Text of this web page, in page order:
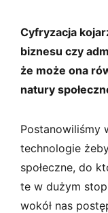
Cyfryzacja
biznesu czy
że może ona
natury
Postanowiliśmy
technologie
społeczne, do
te w dużym
wokół nas